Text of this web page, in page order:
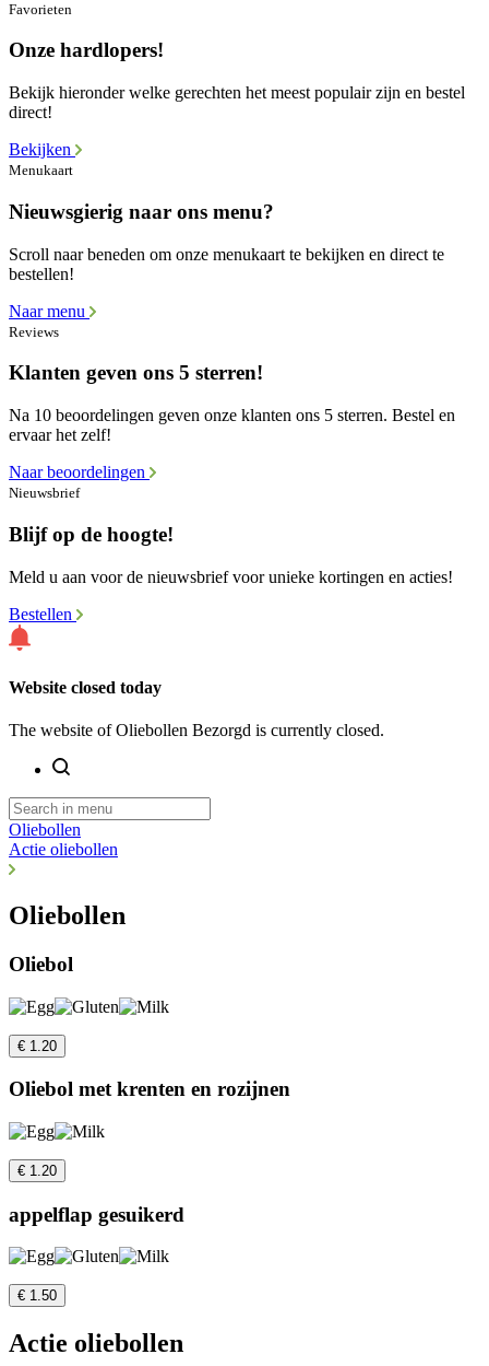
Favorieten
Onze hardlopers!
Bekijk hieronder welke gerechten het meest populair zijn en bestel
direct!
Bekijken
Menukaart
Nieuwsgierig naar ons menu?
Scroll naar beneden om onze menukaart te bekijken en direct te
bestellen!
Naar menu
Reviews
Klanten geven ons 5 sterren!
Na 10 beoordelingen geven onze klanten ons 5 sterren. Bestel en
ervaar het zelf!
Naar beoordelingen
Nieuwsbrief
Blijf op de hoogte!
Meld u aan voor de nieuwsbrief voor unieke kortingen en acties!
Bestellen
Website closed today
The website of Oliebollen Bezorgd is currently closed.
Oliebollen
Actie oliebollen
Oliebollen
Oliebol
€ 1.20
Oliebol met krenten en rozijnen
€ 1.20
appelflap gesuikerd
€ 1.50
Actie oliebollen